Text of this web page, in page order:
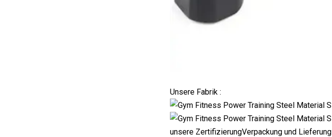
Unsere Fabrik :
unsere ZertifizierungVerpackung und Lieferung